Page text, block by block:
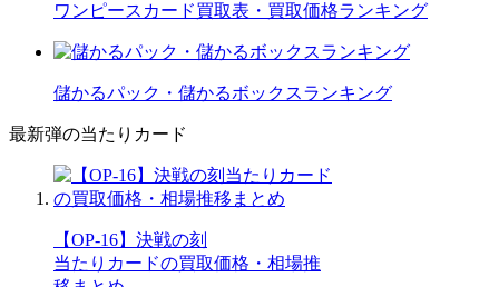
ワンピースカード買取表・買取価格ランキング
儲かるパック・儲かるボックスランキング
最新弾の当たりカード
【OP-16】決戦の刻
当たりカードの買取価格・相場推